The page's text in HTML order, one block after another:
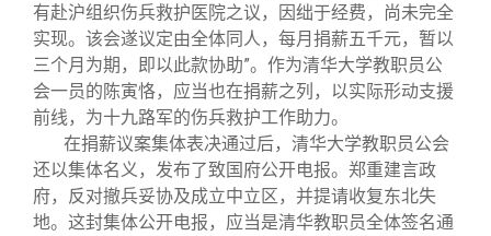
有赴沪组织伤兵救护医院之议，因绌于经费，尚未完全
实现。该会遂议定由全体同人，每月捐薪五千元，暂以
三个月为期，即以此款协助”。作为清华大学教职员公
会一员的陈寅恪，应当也在捐薪之列，以实际形动支援
前线，为十九路军的伤兵救护工作助力。
在捐薪议案集体表决通过后，清华大学教职员公会
还以集体名义，发布了致国府公开电报。郑重建言政
府，反对撤兵妥协及成立中立区，并提请收复东北失
地。这封集体公开电报，应当是清华教职员全体签名通